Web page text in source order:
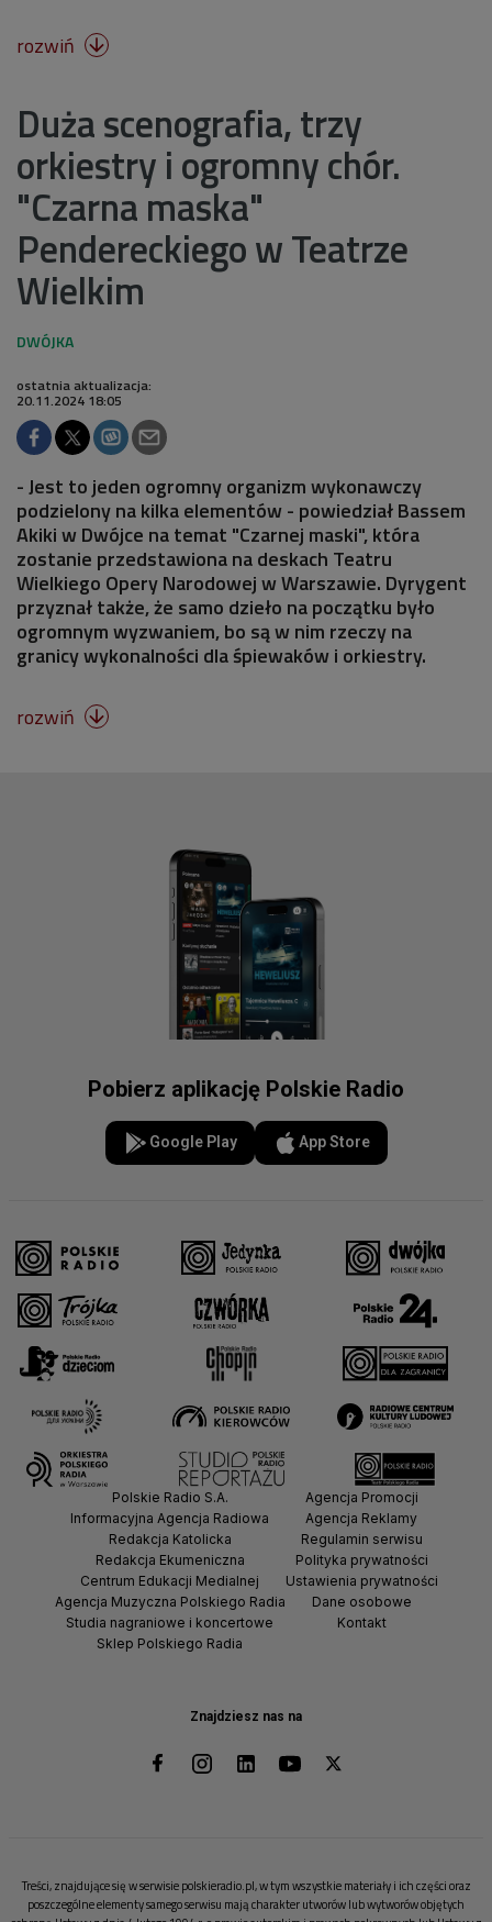
rozwiń 
Duża scenografia, trzy
orkiestry i ogromny chór.
"Czarna maska"
Pendereckiego w Teatrze
Wielkim
ostatnia aktualizacja:
20.11.2024 18:05
- Jest to jeden ogromny organizm wykonawczy
podzielony na kilka elementów - powiedział Bassem
Akiki w Dwójce na temat "Czarnej maski", która
zostanie przedstawiona na deskach Teatru
Wielkiego Opery Narodowej w Warszawie. Dyrygent
przyznał także, że samo dzieło na początku było
ogromnym wyzwaniem, bo są w nim rzeczy na
granicy wykonalności dla śpiewaków i orkiestry.
rozwiń 
Pobierz aplikację Polskie Radio
Google Play App Store
Znajdziesz nas na
Polskie Radio S.A.
Informacyjna Agencja Radiowa
Redakcja Katolicka
Redakcja Ekumeniczna
Centrum Edukacji Medialnej
Agencja Muzyczna Polskiego Radia
Studia nagraniowe i koncertowe
Sklep Polskiego Radia
Agencja Promocji
Agencja Reklamy
Regulamin serwisu
Polityka prywatności
Ustawienia prywatności
Dane osobowe
Kontakt
Treści, znajdujące się w serwisie polskieradio.pl, w tym wszystkie materiały i ich części oraz
poszczególne elementy samego serwisu mają charakter utworów lub wytworów objętych